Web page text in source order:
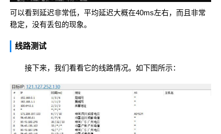
可以看到延迟非常低，平均延迟大概在40ms左右，而且非常
稳定，没有丢包的现象。
线路测试
接下来，我们看看它的线路情况。如下图所示：